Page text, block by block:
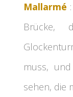
Mallarmé
Brücke,
muss,
sehen, die